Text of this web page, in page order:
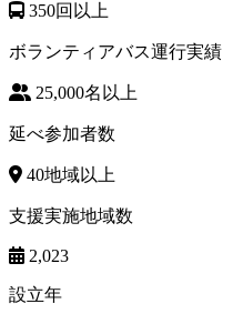
350回以上
ボランティアバス運行実績
25,000名以上
延べ参加者数
40地域以上
支援実施地域数
2,023
設立年